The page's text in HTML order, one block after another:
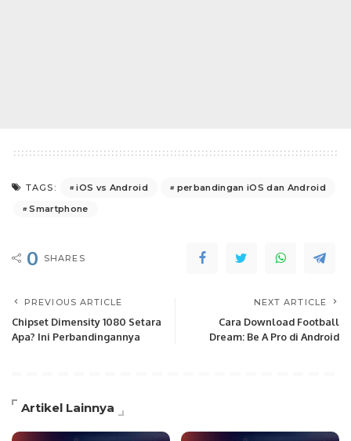
TAGS: iOS vs Android
perbandingan iOS dan Android
Smartphone
0 SHARES
PREVIOUS ARTICLE
Chipset Dimensity 1080 Setara
Apa? Ini Perbandingannya
NEXT ARTICLE
Cara Download Football
Dream: Be A Pro di Android
Artikel Lainnya